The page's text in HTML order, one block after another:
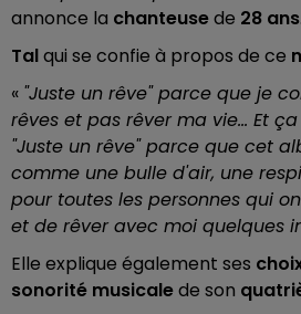
annonce la chanteusede 28 ans
Talqui se confie à propos de ce
« "Juste un rêve" parce que je
rêves et pas rêver ma vie... Et
"Juste un rêve" parce que cet
comme une bulle d'air, une
pour toutes les personnes qui
et de rêver avec moi quelques
Elle explique également ses
sonorité musicalede son